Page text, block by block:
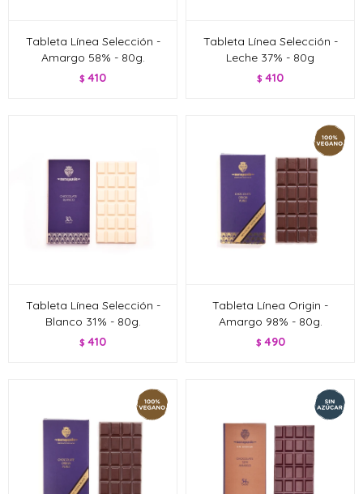
Tableta Línea Selección -
Amargo 58% - 80g.
$ 410
Tableta Línea Selección -
Leche 37% - 80g
$ 410
Tableta Línea Selección -
Blanco 31% - 80g.
$ 410
Tableta Línea Origin -
Amargo 98% - 80g.
$ 490